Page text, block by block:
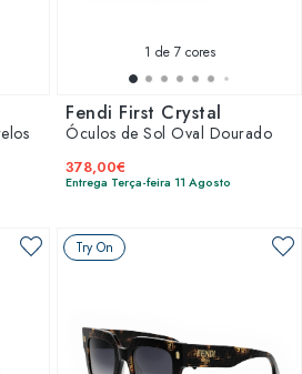
1 de 7 cores
Fendi First Crystal
Óculos de Sol Oval Dourado
378,00€
Entrega Terça-feira 11 Agosto
Try On